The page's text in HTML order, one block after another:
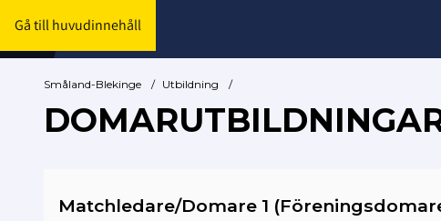
Gå till huvudinnehåll
Småland-Blekinge / Utbildning /
Matchledare/Domare 1